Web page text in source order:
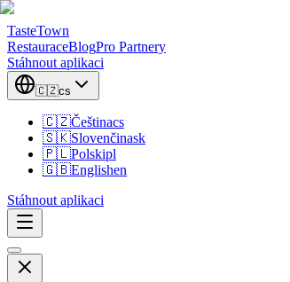
TasteTown
RestauraceBlogPro Partnery
Stáhnout aplikaci
🇨🇿cs
🇨🇿Češtinacs
🇸🇰Slovenčinask
🇵🇱Polskipl
🇬🇧Englishen
Stáhnout aplikaci